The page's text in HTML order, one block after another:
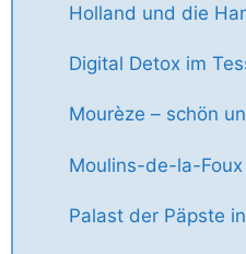
Holland und die
Digital Detox im
Mourèze – schön
Moulins-de-la-Foux
Palast der Päpste